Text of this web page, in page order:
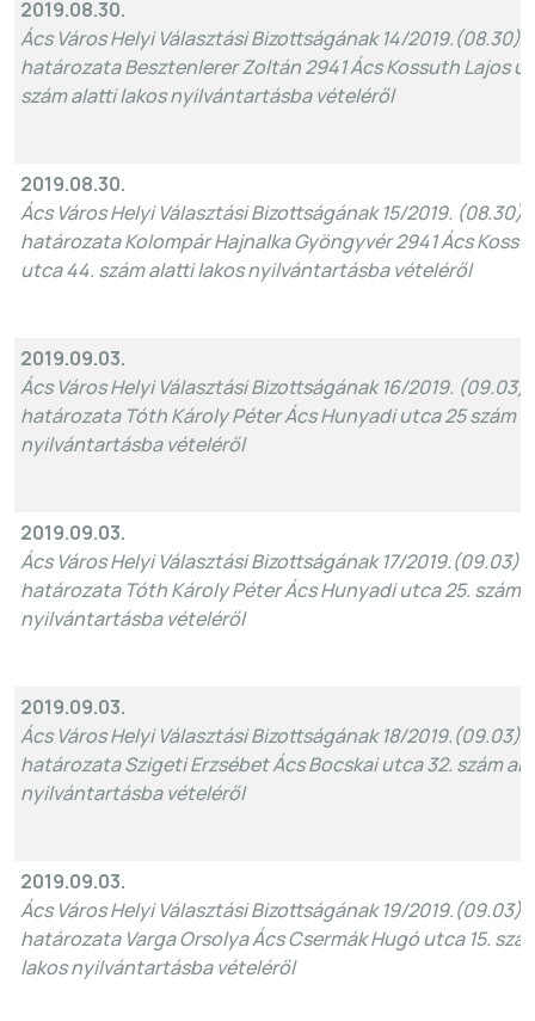
2019.08.30.
Ács Város Helyi Választási Bizottságának 14/2019.(08.30).
határozata Besztenlerer Zoltán 2941 Ács Kossuth Lajos
szám alatti lakos nyilvántartásba vételéről
2019.08.30.
Ács Város Helyi Választási Bizottságának 15/2019. (08.30).
határozata Kolompár Hajnalka Gyöngyvér 2941 Ács
utca 44. szám alatti lakos nyilvántartásba vételéről
2019.09.03.
Ács Város Helyi Választási Bizottságának 16/2019.
határozata Tóth Károly Péter Ács Hunyadi utca 25 szám
nyilvántartásba vételéről
2019.09.03.
Ács Város Helyi Választási Bizottságának 17/2019.(09.03).
határozata Tóth Károly Péter Ács Hunyadi utca 25. szám
nyilvántartásba vételéről
2019.09.03.
Ács Város Helyi Választási Bizottságának 18/2019.(09.03).
határozata Szigeti Erzsébet Ács Bocskai utca 32. szám
nyilvántartásba vételéről
2019.09.03.
Ács Város Helyi Választási Bizottságának 19/2019.(09.03).
határozata Varga Orsolya Ács Csermák Hugó utca 15.
lakos nyilvántartásba vételéről